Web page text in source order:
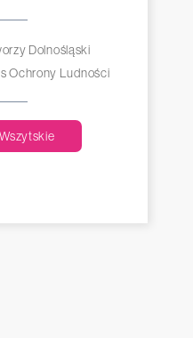
Dolnośląski
Ochrony Ludności